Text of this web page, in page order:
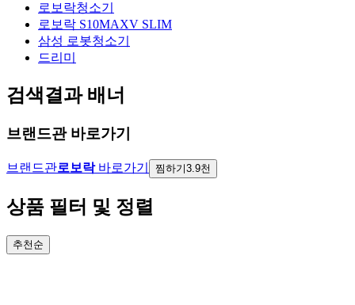
로보락청소기
로보락 S10MAXV SLIM
삼성 로봇청소기
드리미
검색결과 배너
브랜드관 바로가기
브랜드관로보락바로가기 찜하기3.9천
상품 필터 및 정렬
추천순